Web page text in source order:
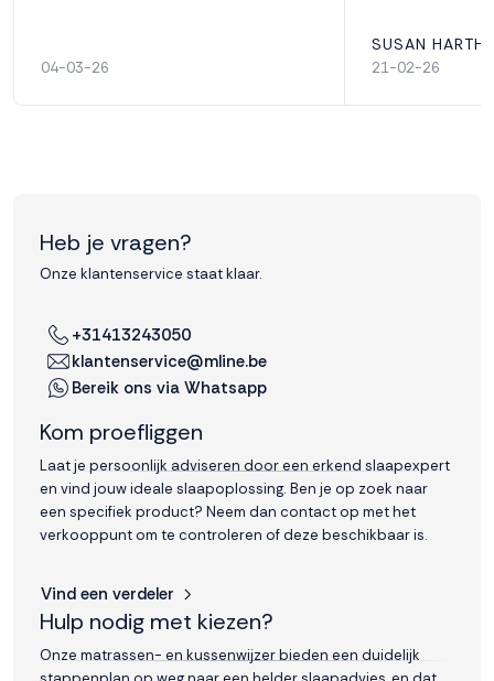
04-03-26
SUSAN
21-02-26
Heb je vragen?
Onze klantenservice staat klaar.
+31413243050
klantenservice@mline.be
Bereik ons via Whatsapp
Kom proefliggen
Laat je persoonlijk adviseren door een erkend slaapexpert
en vind jouw ideale slaapoplossing. Ben je op zoek naar
een specifiek product? Neem dan contact op met het
verkooppunt om te controleren of deze beschikbaar is.
Vind een verdeler
Hulp nodig met kiezen?
Onze matrassen- en kussenwijzer bieden een duidelijk